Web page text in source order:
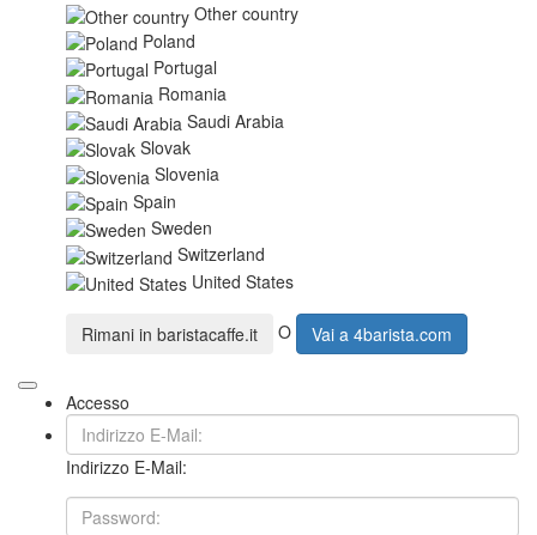
Other country
Poland
Portugal
Romania
Saudi Arabia
Slovak
Slovenia
Spain
Sweden
Switzerland
United States
Rimani in baristacaffe.it O Vai a 4barista.com
Accesso
Indirizzo E-Mail: